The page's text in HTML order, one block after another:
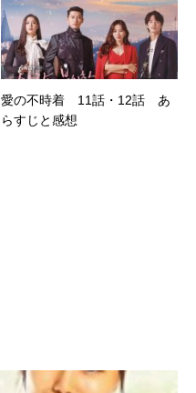
愛の不時着 11話・12話 あ
らすじと感想